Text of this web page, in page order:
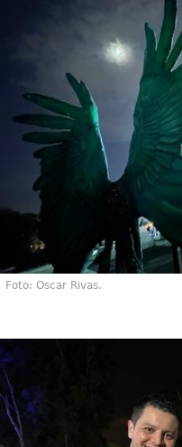
Foto: Oscar Rivas.